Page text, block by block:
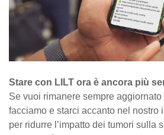
Stare con LILT ora è ancora più
Se vuoi rimanere sempre
facciamo e starci accanto nel nostro
per ridurre l’impatto dei tumori sulla